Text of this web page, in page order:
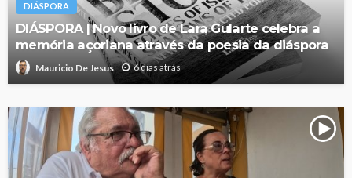
DIÁSPORA
DIÁSPORA | Novo livro de Lara Gularte celebra a
memória açoriana através da poesia da diáspora
Mauricio De Jesus 6 dias atrás